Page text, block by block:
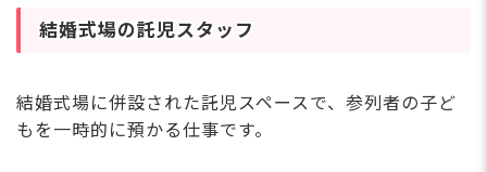
結婚式場の託児スタッフ
結婚式場に併設された託児スペースで、参列者の子ど
もを一時的に預かる仕事です。